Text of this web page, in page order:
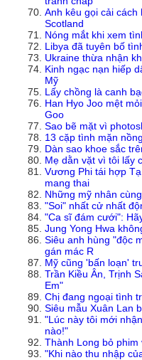
Anh kêu gọi cải
Scotland
Nóng mắt khi xem
Libya đã tuyên bố
Ukraine thừa nhận
Kinh ngạc nạn hiếp
Mỹ
Lấy chồng là canh
Han Hyo Joo mệt
Goo
Sao bẽ mặt vì
13 cặp tình mặn
Dàn sao khoe sắc
Mẹ dằn vặt vì tôi lấy
Vương Phi tái hợp
mang thai
Những mỹ nhân
"Soi" nhất cử nhất
"Ca sĩ đám cưới":
Jung Yong Hwa
Siêu anh hùng "độc
gán mác R
Mỹ cũng 'bấn loạn'
Trần Kiều Ân, Trịnh
Em"
Chị đang ngoại tình
Siêu mẫu Xuân Lan
"Lúc này tôi mới
nào!"
Thành Long bỏ
"Khi nào thu nhập